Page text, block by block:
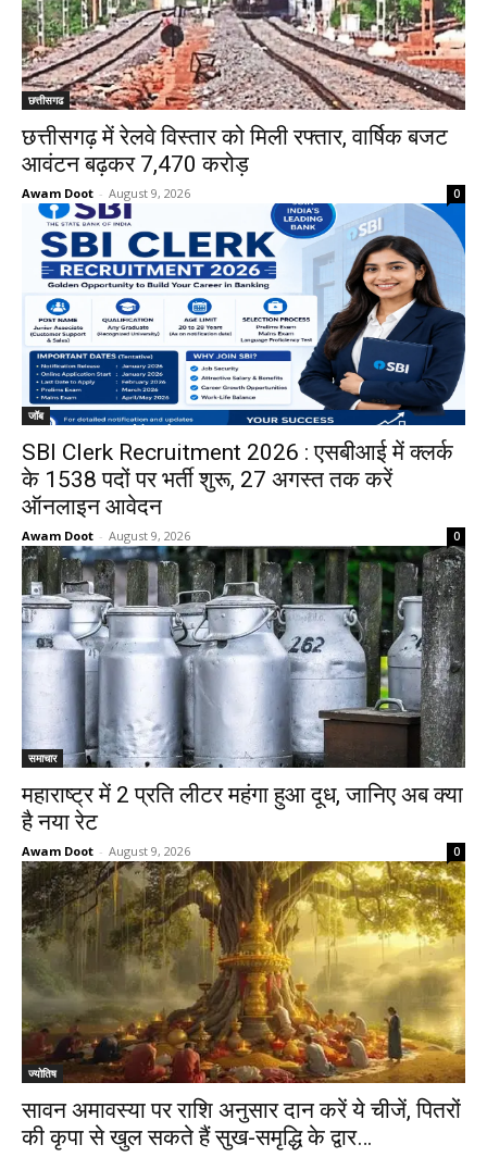
छत्तीसगढ
छत्तीसगढ़ में रेलवे विस्तार को मिली रफ्तार, वार्षिक बजट
आवंटन बढ़कर ₹7,470 करोड़
Awam Doot - August 9, 2026 0
जॉब
SBI Clerk Recruitment 2026 : एसबीआई में क्लर्क
के 1538 पदों पर भर्ती शुरू, 27 अगस्त तक करें
ऑनलाइन आवेदन
Awam Doot - August 9, 2026 0
समाचार
महाराष्ट्र में ₹2 प्रति लीटर महंगा हुआ दूध, जानिए अब क्या
है नया रेट
Awam Doot - August 9, 2026 0
ज्योतिष
सावन अमावस्या पर राशि अनुसार दान करें ये चीजें, पितरों
की कृपा से खुल सकते हैं सुख-समृद्धि के द्वार…